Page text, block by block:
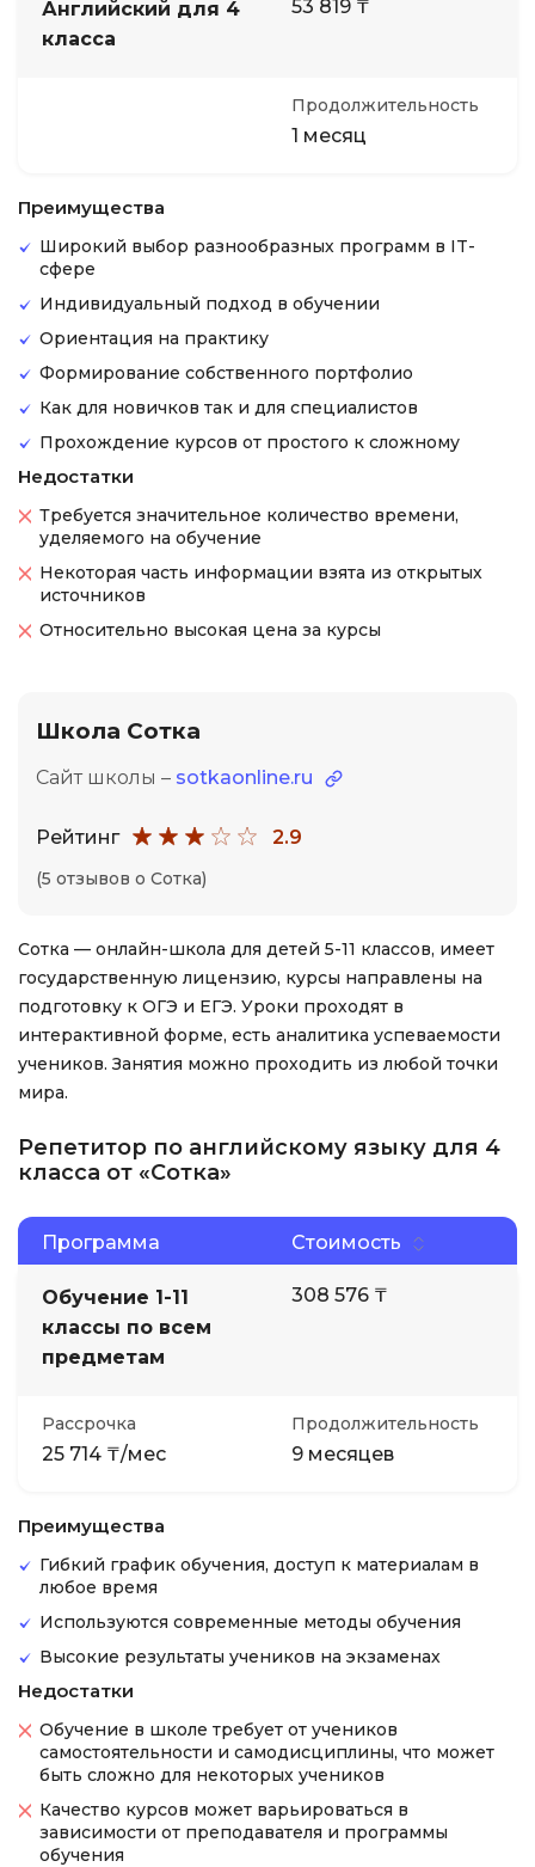
Английский для 4
класса
53 819 ₸
Продолжительность
1 месяц
Преимущества
Широкий выбор разнообразных программ в IT-
сфере
Индивидуальный подход в обучении
Ориентация на практику
Формирование собственного портфолио
Как для новичков так и для специалистов
Прохождение курсов от простого к сложному
Недостатки
Требуется значительное количество времени,
уделяемого на обучение
Некоторая часть информации взята из открытых
источников
Относительно высокая цена за курсы
Школа Сотка
Сайт школы – sotkaonline.ru
Рейтинг 2.9
(5 отзывов о Сотка)
Сотка — онлайн-школа для детей 5-11 классов, имеет
государственную лицензию, курсы направлены на
подготовку к ОГЭ и ЕГЭ. Уроки проходят в
интерактивной форме, есть аналитика успеваемости
учеников. Занятия можно проходить из любой точки
мира.
Репетитор по английскому языку для 4
класса от «Сотка»
Программа Стоимость
Обучение 1-11
классы по всем
предметам
308 576 ₸
Рассрочка
25 714 ₸/мес
Продолжительность
9 месяцев
Преимущества
Гибкий график обучения, доступ к материалам в
любое время
Используются современные методы обучения
Высокие результаты учеников на экзаменах
Недостатки
Обучение в школе требует от учеников
самостоятельности и самодисциплины, что может
быть сложно для некоторых учеников
Качество курсов может варьироваться в
зависимости от преподавателя и программы
обучения